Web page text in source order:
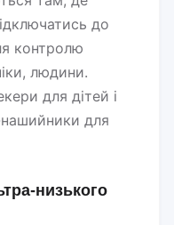
до
контролю
людини.
для дітей і
нашийники для
низького